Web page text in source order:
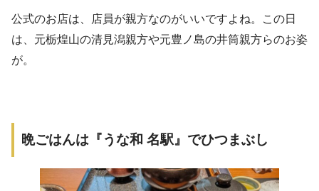
公式のお店は、店員が親方なのがいいですよね。この日
は、元栃煌山の清見潟親方や元豊ノ島の井筒親方らのお姿
が。
晩ごはんは 『うな和 名駅』 でひつまぶし